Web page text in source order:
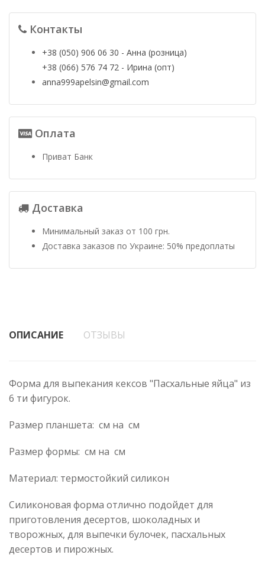
Контакты
+38 (050) 906 06 30 - Анна (розница)
+38 (066) 576 74 72 - Ирина (опт)
anna999apelsin@gmail.com
Оплата
Приват Банк
Доставка
Минимальный заказ от 100 грн.
Доставка заказов по Украине: 50% предоплаты
ОПИСАНИЕ ОТЗЫВЫ
Форма для выпекания кексов "Пасхальные яйца" из
6 ти фигурок.
Размер планшета: см на см
Размер формы: см на см
Материал: термостойкий силикон
Силиконовая форма отлично подойдет для
приготовления десертов, шоколадных и
творожных, для выпечки булочек, пасхальных
десертов и пирожных.